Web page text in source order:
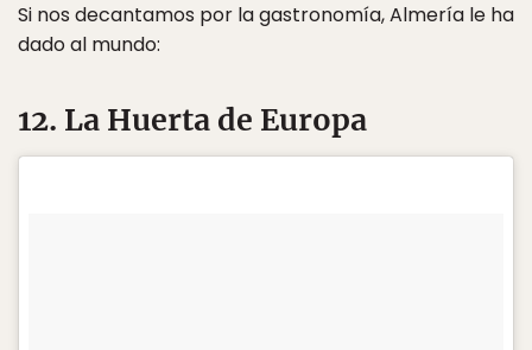
Si nos decantamos por la gastronomía, Almería le ha
dado al mundo:
12. La Huerta de Europa